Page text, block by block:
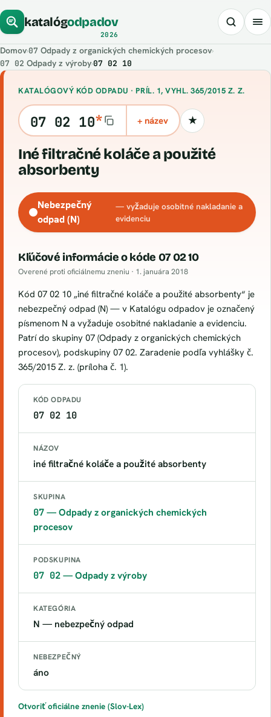
katalógodpadov
2026
Domov›07 Odpady z organických chemických procesov›
07 02 Odpady z výroby›07 02 10
KATALÓGOVÝ KÓD ODPADU · PRÍL. 1, VYHL. 365/2015 Z. Z.
07 02 10* + název ★Uložiť kód
iné filtračné koláče a použité
absorbenty
Nebezpečný
odpad (N)
— vyžaduje osobitné nakladanie a
evidenciu
Kľúčové informácie o kóde 07 02 10
Overené proti oficiálnemu zneniu · 1. januára 2018
Kód 07 02 10 „iné filtračné koláče a použité absorbenty“ je
nebezpečný odpad (N) — v Katalógu odpadov je označený
písmenom N a vyžaduje osobitné nakladanie a evidenciu.
Patrí do skupiny 07 (Odpady z organických chemických
procesov), podskupiny 07 02. Zaradenie podľa vyhlášky č.
365/2015 Z. z. (príloha č. 1).
KÓD ODPADU
07 02 10
NÁZOV
iné filtračné koláče a použité absorbenty
SKUPINA
07— Odpady z organických chemických
procesov
PODSKUPINA
07 02— Odpady z výroby
KATEGÓRIA
N — nebezpečný odpad
NEBEZPEČNÝ
áno
Otvoriť oficiálne znenie (Slov-Lex)